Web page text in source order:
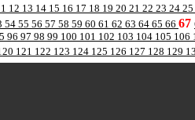
12 13 14 15 16 17 18 19 20 21 22 23 24 25
54 55 56 57 58 59 60 61 62 63 64 65 66 67
96 97 98 99 100 101 102 103 104 105 106
121 122 123 124 125 126 127 128 129